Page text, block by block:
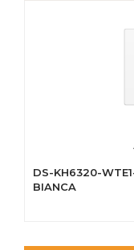
DS-KH6320-
BIANCA